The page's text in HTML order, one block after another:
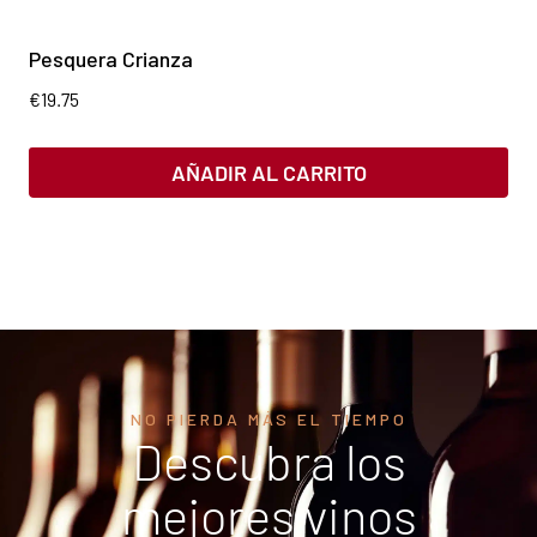
Pesquera Crianza
€19.75
AÑADIR AL CARRITO
NO PIERDA MÁS EL TIEMPO
Descubra los
mejores vinos